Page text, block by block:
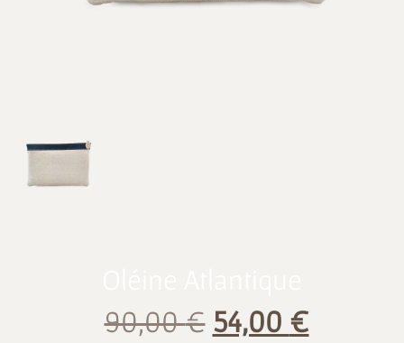
90,00€ 54,00 €